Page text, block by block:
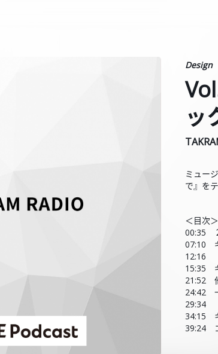
Design
ッ
ミュー
で』を
＜目次＞
00:35
07:10
12:16
15:35
21:52
24:42
29:34
34:15
39:24